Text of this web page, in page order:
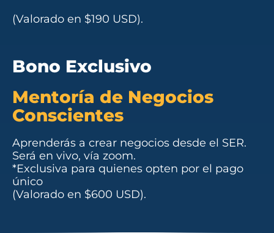
(Valorado en $190 USD).
Bono Exclusivo
Mentoría de Negocios
Conscientes
Aprenderás a crear negocios desde el SER.
Será en vivo, vía zoom.
*Exclusiva para quienes opten por el pago
único
(Valorado en $600 USD).